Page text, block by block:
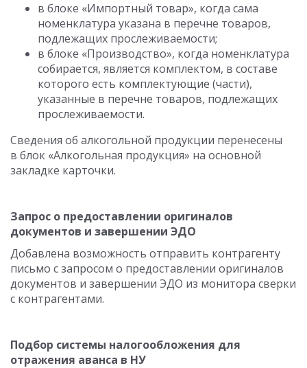
в блоке «Импортный товар», когда сама
номенклатура указана в перечне товаров,
подлежащих прослеживаемости;
в блоке «Производство», когда номенклатура
собирается, является комплектом, в составе
которого есть комплектующие (части),
указанные в перечне товаров, подлежащих
прослеживаемости.
Сведения об алкогольной продукции перенесены
в блок «Алкогольная продукция» на основной
закладке карточки.
Запрос о предоставлении оригиналов
документов и завершении ЭДО
Добавлена возможность отправить контрагенту
письмо с запросом о предоставлении оригиналов
документов и завершении ЭДО из монитора сверки
с контрагентами.
Подбор системы налогообложения для
отражения аванса в НУ